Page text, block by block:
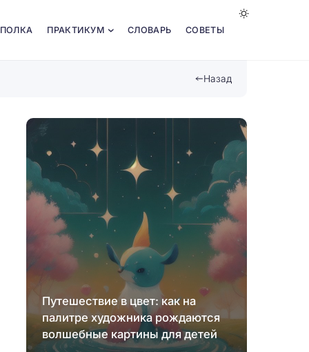
ПРАКТИКУМ СЛОВАРЬ СОВЕТЫ
Назад
Путешествие в цвет: как на
палитре художника рождаются
волшебные картины для детей